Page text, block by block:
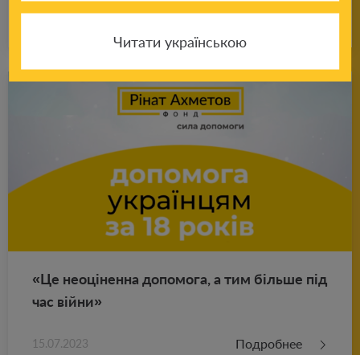
31.12.2023 Подробнее
«Це неоціненна до­по­мо­га, а тим більше під
час війни»
15.07.2023 Подробнее
Читати українською